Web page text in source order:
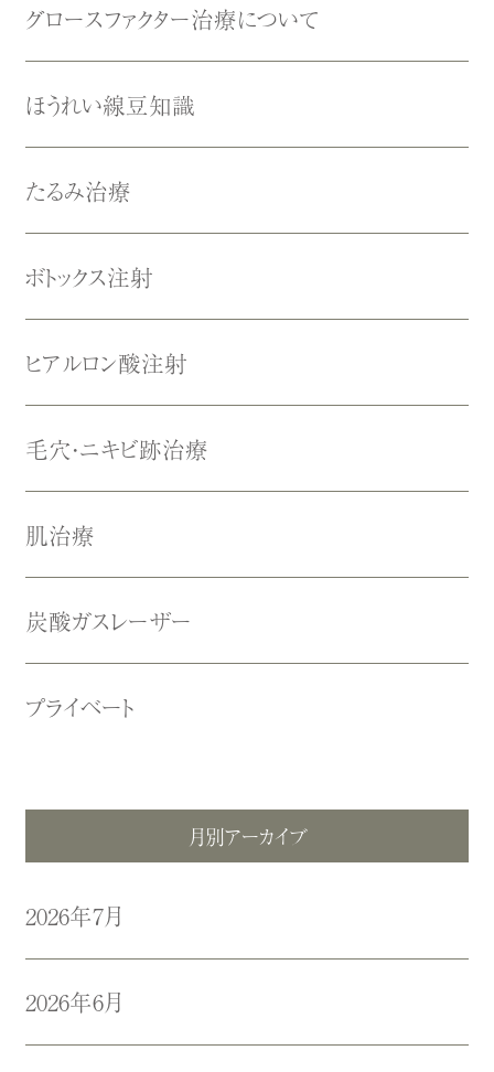
グロースファクター治療について
ほうれい線豆知識
たるみ治療
ボトックス注射
ヒアルロン酸注射
毛穴・ニキビ跡治療
肌治療
炭酸ガスレーザー
プライベート
月別アーカイブ
2026年7月
2026年6月